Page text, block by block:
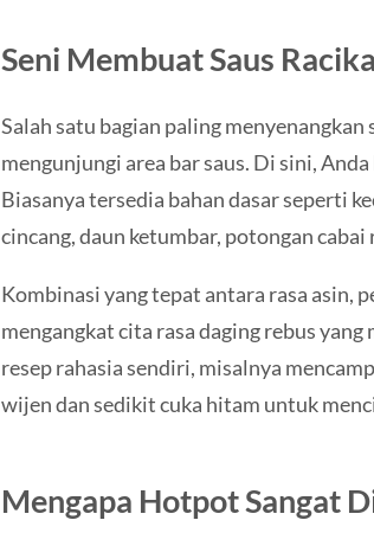
Seni Membuat Saus
Salah satu bagian paling
mengunjungi area bar saus. Di sini,
Biasanya tersedia bahan dasar seperti
cincang, daun ketumbar, potongan
Kombinasi yang tepat antara rasa asin,
mengangkat cita rasa daging rebus
resep rahasia sendiri, misalnya
wijen dan sedikit cuka hitam untuk
Mengapa Hotpot Sangat